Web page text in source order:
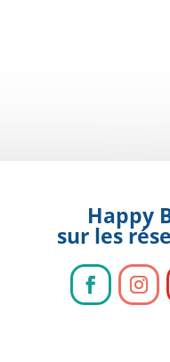
Happy
sur les